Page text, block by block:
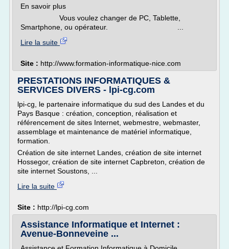
En savoir plus
Vous voulez changer de PC, Tablette,
Smartphone, ou opérateur. ...
Lire la suite
Site : http://www.formation-informatique-nice.com
PRESTATIONS INFORMATIQUES &
SERVICES DIVERS - lpi-cg.com
lpi-cg, le partenaire informatique du sud des Landes et du
Pays Basque : création, conception, réalisation et
référencement de sites Internet, webmestre, webmaster,
assemblage et maintenance de matériel informatique,
formation.
Création de site internet Landes, création de site internet
Hossegor, création de site internet Capbreton, création de
site internet Soustons, ...
Lire la suite
Site : http://lpi-cg.com
Assistance Informatique et Internet :
Avenue-Bonneveine ...